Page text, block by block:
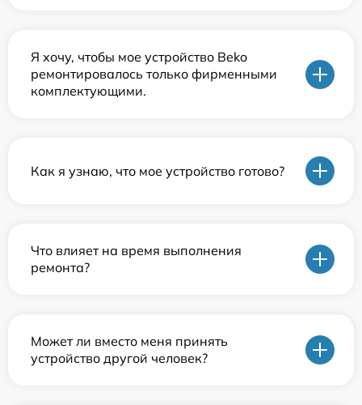
Я хочу, чтобы мое устройство Beko
ремонтировалось только фирменными
комплектующими.
Как я узнаю, что мое устройство готово?
Что влияет на время выполнения
ремонта?
Может ли вместо меня принять
устройство другой человек?